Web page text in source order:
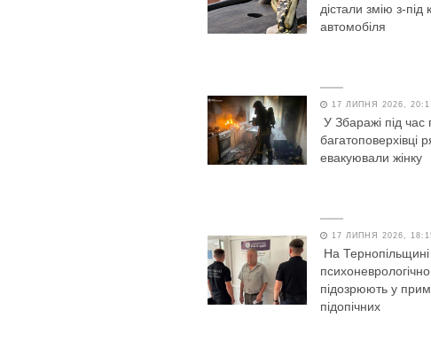
дістали змію з-під
автомобіля
17 ЛИПНЯ 2026,
У Збаражі під час
багатоповерхівці
евакуювали жінку
17 ЛИПНЯ 2026,
На
підозрюють у
підопічних